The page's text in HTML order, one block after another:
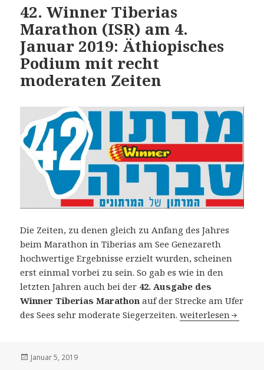
42. Winner Tiberias
Marathon (ISR) am 4.
Januar 2019: Äthiopisches
Podium mit recht
moderaten Zeiten
Die Zeiten, zu denen gleich zu Anfang des Jahres
beim Marathon in Tiberias am See Genezareth
hochwertige Ergebnisse erzielt wurden, scheinen
erst einmal vorbei zu sein. So gab es wie in den
letzten Jahren auch bei der 42. Ausgabe des
Winner Tiberias Marathon auf der Strecke am Ufer
des Sees sehr moderate Siegerzeiten.42. Winner
weiterlesen
Veröffentlicht
Januar 5, 2019